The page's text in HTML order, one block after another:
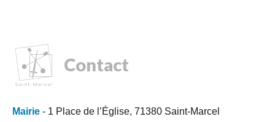
Contact
Mairie - 1 Place de l’Église, 71380 Saint-Marcel